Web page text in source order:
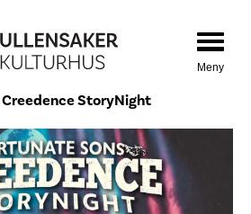
Creedence StoryNight